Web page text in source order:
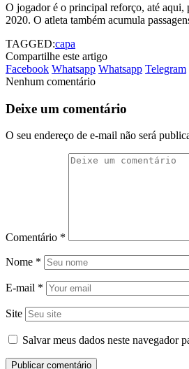
O jogador é o principal reforço, até aqui,
2020. O atleta também acumula
TAGGED:capa
Compartilhe este artigo
Facebook Whatsapp Whatsapp Telegram
Nenhum comentário
Deixe um comentário
O seu endereço de e-mail não será
Comentário *
Nome *
E-mail *
Site
Salvar meus dados neste navegador